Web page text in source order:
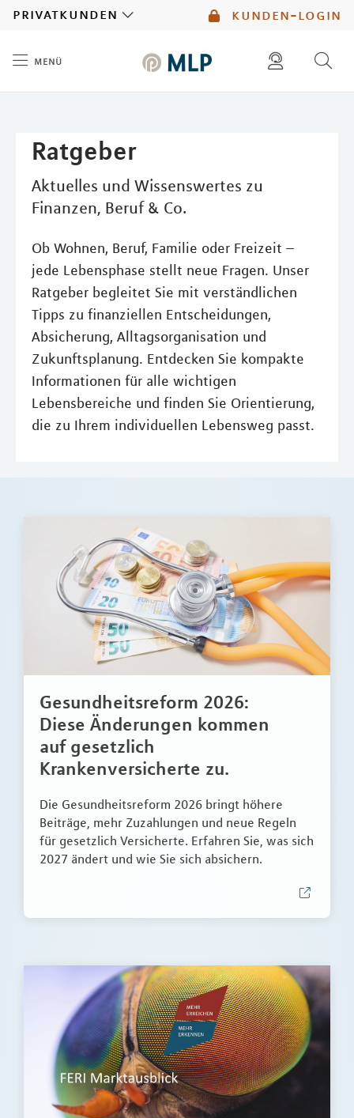
kunden-login
privatkunden
menü
Ratgeber
Aktuelles und Wissenswertes zu
Finanzen, Beruf & Co.
Ob Wohnen, Beruf, Familie oder Freizeit –
jede Lebensphase stellt neue Fragen. Unser
Ratgeber begleitet Sie mit verständlichen
Tipps zu finanziellen Entscheidungen,
Absicherung, Alltagsorganisation und
Zukunftsplanung. Entdecken Sie kompakte
Informationen für alle wichtigen
Lebensbereiche und finden Sie Orientierung,
die zu Ihrem individuellen Lebensweg passt.
Gesundheitsreform 2026:
Diese Änderungen kommen
auf gesetzlich
Krankenversicherte zu.
Die Gesundheitsreform 2026 bringt höhere
Beiträge, mehr Zuzahlungen und neue Regeln
für gesetzlich Versicherte. Erfahren Sie, was sich
2027 ändert und wie Sie sich absichern.